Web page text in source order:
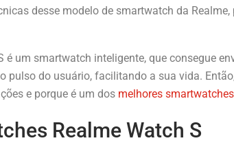
desse modelo de smartwatch da
é um smartwatch inteligente, que consegue
pulso do usuário, facilitando a sua vida.
e porque é um dos melhores smartwatches
Realme Watch S